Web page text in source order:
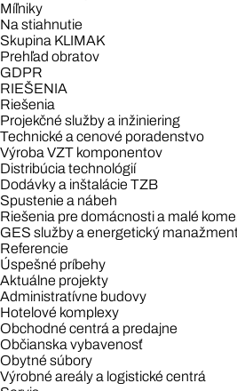
Míľniky
Na stiahnutie
Skupina KLIMAK
Prehľad obratov
GDPR
RIEŠENIA
Riešenia
Projekčné služby a inžiniering
Technické a cenové poradenstvo
Výroba VZT komponentov
Distribúcia technológií
Dodávky a inštalácie TZB
Spustenie a nábeh
Riešenia pre domácnosti a malé
GES služby a energetický
Referencie
Úspešné príbehy
Aktuálne projekty
Administratívne budovy
Hotelové komplexy
Obchodné centrá a predajne
Občianska vybavenosť
Obytné súbory
Výrobné areály a logistické centrá